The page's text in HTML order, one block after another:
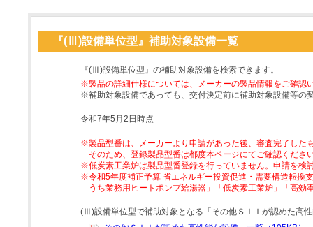
『(Ⅲ)設備単位型』補助対象設備一覧
『(Ⅲ)設備単位型』の補助対象設備を検索できます。
※製品の詳細仕様については、メーカーの製品情報をご確認
※補助対象設備であっても、交付決定前に補助対象設備等の
令和7年5月2日時点
※製品型番は、メーカーより申請があった後、審査完了した
そのため、登録製品型番は都度本ページにてご確認くださ
※低炭素工業炉は製品型番登録を行っていません。申請を検
※令和5年度補正予算 省エネルギー投資促進・需要構造転換
うち業務用ヒートポンプ給湯器」「低炭素工業炉」「高
(Ⅲ)設備単位型で補助対象となる「その他ＳＩＩが認めた高